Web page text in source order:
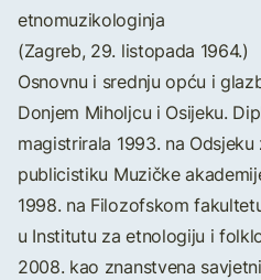
etnomuzikologinja
(Zagreb, 29. listopada 1964.)
Osnovnu i srednju opću i
Donjem Miholjcu i Osijeku.
magistrirala 1993. na
publicistiku Muzičke
1998. na Filozofskom
u Institutu za etnologiju i
2008. kao znanstvena